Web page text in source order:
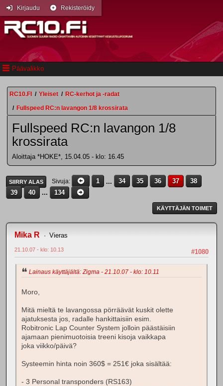
Päävalikko
Kirjaudu Rekisteröidy
RC10.FI / Yleiset / RC-kerhot ja -radat
/ Fullspeed RC:n lavangon 1/8 krossirata
Fullspeed RC:n lavangon 1/8
krossirata
Aloittaja *HOKE*, 15.04.05 - klo: 16.45
SIIRRY ALAS Sivuja 1 ... 34 35 36 37
38
39
40 ... 134
KÄYTTÄJÄN TOIMET
Mika R Vieras
#1080
21.10.07 - klo: 10.13
Lainaus käyttäjältä: Zigma - 21.10.07 - klo: 10.11
Moro,
Mitä mieltä te lavangossa pörräävät kuskit olette
ajatuksesta jos, radalle hankittaisiin esim.
Robitronic Lap Counter System jolloin päästäisiin
ajamaan pienimuotoisia treeni kisoja vaikkapa
joka viikko/päivä?
Systeemin hinta noin 360$ = 251€ joka sisältää:
- 3 Personal transponders (RS163)